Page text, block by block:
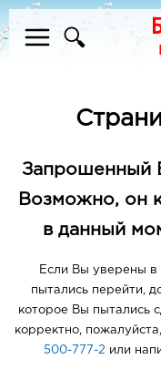
Запрошенный
Возможно, он
в данный
Если Вы уверены в
пытались перейти,
которое Вы пытались
корректно,
500-777-2 или